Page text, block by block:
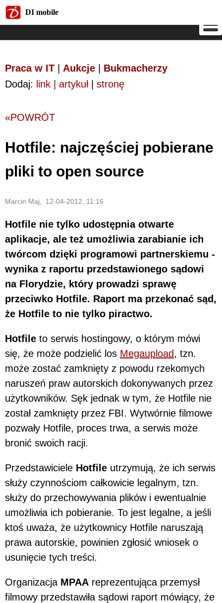
DI mobile
Praca w IT Aukcje
Bukmacherzy
Dodaj: link | artykuł| stronę
«POWRÓT
Hotfile: najczęściej pobierane
pliki to open source
Marcin Maj, 12-04-2012, 11:16
Hotfile nie tylko udostępnia otwarte
aplikacje, ale też umożliwia zarabianie ich
twórcom dzięki programowi partnerskiemu -
wynika z raportu przedstawionego sądowi
na Florydzie, który prowadzi sprawę
przeciwko Hotfile. Raport ma przekonać sąd,
że Hotfile to nie tylko piractwo.
Hotfile to serwis hostingowy, o którym mówi
się, że może podzielić los Megaupload, tzn.
może zostać zamknięty z powodu rzekomych
naruszeń praw autorskich dokonywanych przez
użytkowników. Sęk jednak w tym, że Hotfile nie
został zamknięty przez FBI. Wytwórnie filmowe
pozwały Hotfile, proces trwa, a serwis może
bronić swoich racji.
Przedstawiciele Hotfile utrzymują, że ich serwis
służy czynnościom całkowicie legalnym, tzn.
służy do przechowywania plików i ewentualnie
umożliwia ich pobieranie. To jest legalne, a jeśli
ktoś uważa, że użytkownicy Hotfile naruszają
prawa autorskie, powinien zgłosić wniosek o
usunięcie tych treści.
Organizacja MPAA reprezentująca przemysł
filmowy przedstawiła sądowi raport mówiący, że
DI mobile